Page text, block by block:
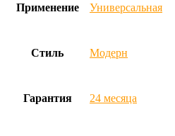
Применение Универсальная
Стиль Модерн
Гарантия 24 месяца